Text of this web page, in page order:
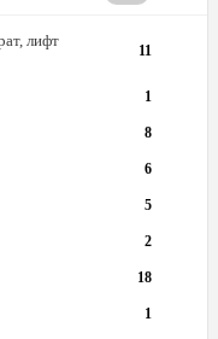
лифт
11
1
8
6
5
2
18
1